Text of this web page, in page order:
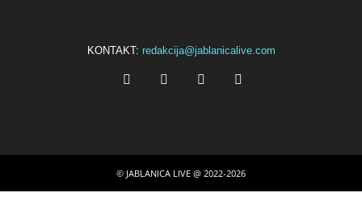
KONTAKT: redakcija@jablanicalive.com
© JABLANICA LIVE @ 2022-2026